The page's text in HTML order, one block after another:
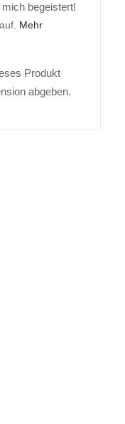
begeistert!
Mehr
Produkt
abgeben.